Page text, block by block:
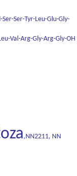
Ser-Tyr-Leu-Glu-Gly-
Val-Arg-Gly-Arg-Gly-OH
,NN2211, NN